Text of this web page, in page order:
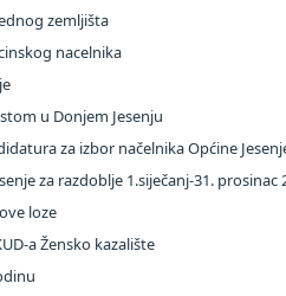
zemljišta
nacelnika
u Donjem Jesenju
za izbor načelnika Općine
za razdoblje 1.siječanj-31. prosinac
loze
a Žensko kazalište